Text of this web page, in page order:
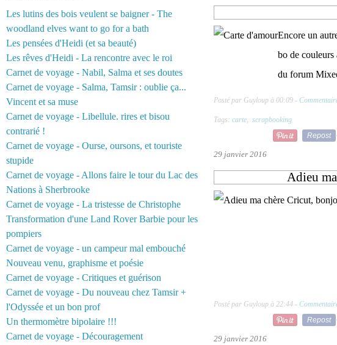
Les lutins des bois veulent se baigner - The
woodland elves want to go for a bath
Les pensées d'Heidi (et sa beauté)
Les rêves d'Heidi - La rencontre avec le roi
Carnet de voyage - Nabil, Salma et ses doutes
Carnet de voyage - Salma, Tamsir : oublie ça...
Vincent et sa muse
Carnet de voyage - Libellule. rires et bisou
contrarié !
Carnet de voyage - Ourse, oursons, et touriste
stupide
Carnet de voyage - Allons faire le tour du Lac des
Nations à Sherbrooke
Carnet de voyage - La tristesse de Christophe
Transformation d'une Land Rover Barbie pour les
pompiers
Carnet de voyage - un campeur mal embouché
Nouveau venu, graphisme et poésie
Carnet de voyage - Critiques et guérison
Carnet de voyage - Du nouveau chez Tamsir +
l'Odyssée et un bon prof
Un thermomètre bipolaire !!!
Carnet de voyage - Découragement
Encore un
bo de couleurs
du forum
Posté par Guyloup à 00:09 -
Tags: carte, scrapbooking
Repost
29 janvier 2016
Adieu
Posté par Guyloup à 22:44 -
Repost
29 janvier 2016